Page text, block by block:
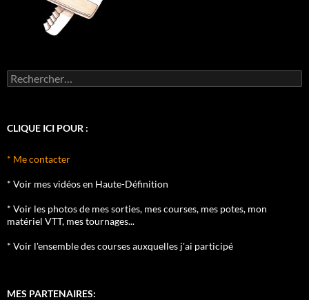
Rechercher :
CLIQUE ICI POUR :
* Me contacter
* Voir mes vidéos en Haute-Définition
* Voir les photos de mes sorties, mes courses, mes potes, mon
matériel VTT, mes tournages...
* Voir l'ensemble des courses auxquelles j'ai participé
MES PARTENAIRES: